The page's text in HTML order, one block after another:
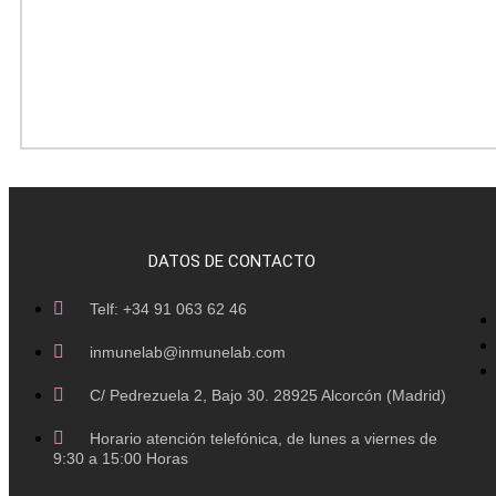
¿Tienes dudas?
Disponemos de un servicio gratuito que te orientará
Envía tu consulta
DATOS DE CONTACTO
Telf: +34 91 063 62 46
inmunelab@inmunelab.com
C/ Pedrezuela 2, Bajo 30. 28925 Alcorcón (Madrid)
Horario atención telefónica, de lunes a viernes de
9:30 a 15:00 Horas